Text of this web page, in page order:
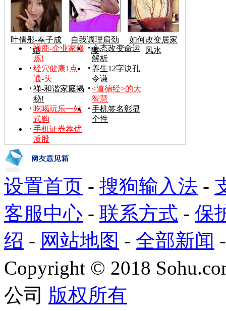
叶倩彤-奉子成
婚
自我调理肩劲
腰
如何改变居家
风水
禅商-企业家修
炼!
心态改变命运
解析
经穴健康1点
通-头
养生12字诀孔
令谦
禅-和谐家庭揭
秘!
<道德经>的大
智慧
吃喝玩乐一站
式购
手机签名彰显
个性
手机证券荐优
质股
设置首页 - 搜狗输入法 -
客服中心 - 联系方式 - 保
绍 - 网站地图 - 全部新闻
Copyright © 2018
公司 版权所有